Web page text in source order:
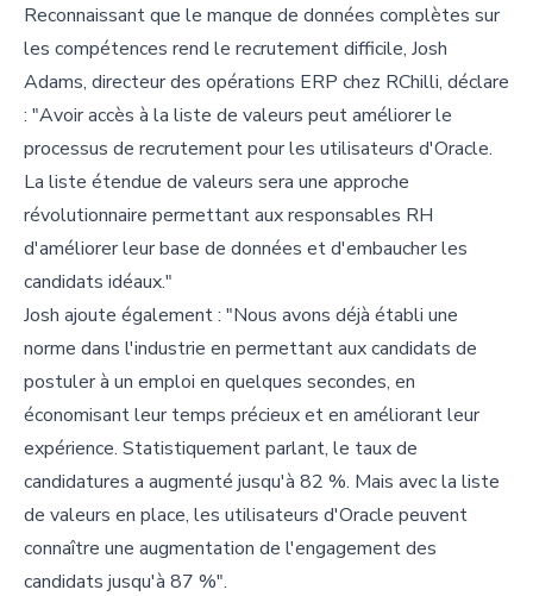
Reconnaissant que le manque de données complètes sur
les compétences rend le recrutement difficile, Josh
Adams, directeur des opérations ERP chez RChilli, déclare
: "Avoir accès à la liste de valeurs peut améliorer le
processus de recrutement pour les utilisateurs d'Oracle.
La liste étendue de valeurs sera une approche
révolutionnaire permettant aux responsables RH
d'améliorer leur base de données et d'embaucher les
candidats idéaux."
Josh ajoute également : "Nous avons déjà établi une
norme dans l'industrie en permettant aux candidats de
postuler à un emploi en quelques secondes, en
économisant leur temps précieux et en améliorant leur
expérience. Statistiquement parlant, le taux de
candidatures a augmenté jusqu'à 82 %. Mais avec la liste
de valeurs en place, les utilisateurs d'Oracle peuvent
connaître une augmentation de l'engagement des
candidats jusqu'à 87 %".